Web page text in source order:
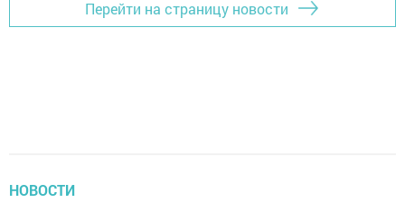
Перейти на страницу новости
НОВОСТИ